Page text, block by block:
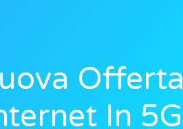
Offerta
In 5G